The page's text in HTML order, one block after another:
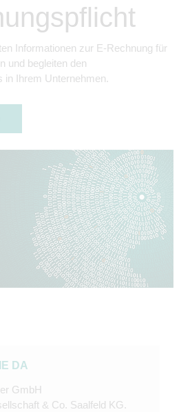
Informationen zur E-Rechnung für
und begleiten den
in Ihrem Unternehmen.
DA
GmbH
& Co. Saalfeld KG.